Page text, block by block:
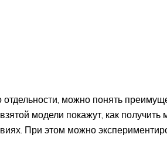
можно понять
модели покажут, как
При этом можно